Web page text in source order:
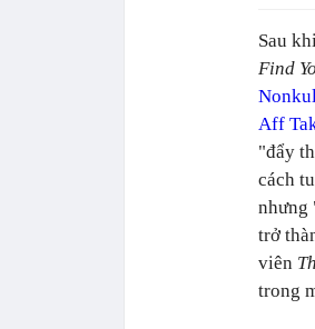
Sau
Find
Aff
"đẩy
cách
nhưng
trở
viên
trong